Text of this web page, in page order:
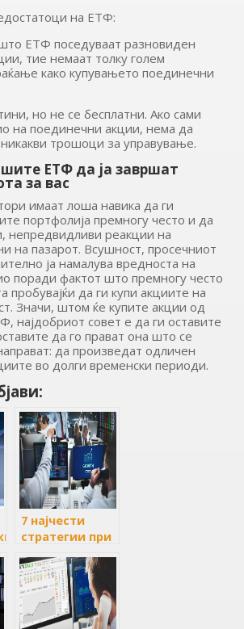
на ЕТФ:
ЕТФ поседуваат разновиден
тие немаат толку голем
како купувањето поединечни
но не се бесплатни. Ако сами
на поединечни акции, нема да
трошоци за управување.
ЕТФ да ја завршат
за вас
имаат лоша навика да ги
портфолија премногу често и да
непредвидливи реакции на
на пазарот. Всушност, просечниот
ја намалува вредноста на
поради фактот што премногу често
пробувајќи да ги купи акциите на
Значи, штом ќе купите акции од
најдобриот совет е да ги оставите
да го прават она што се
да произведат одличен
во долги временски периоди.
7 најчести
стратегии при
во акции